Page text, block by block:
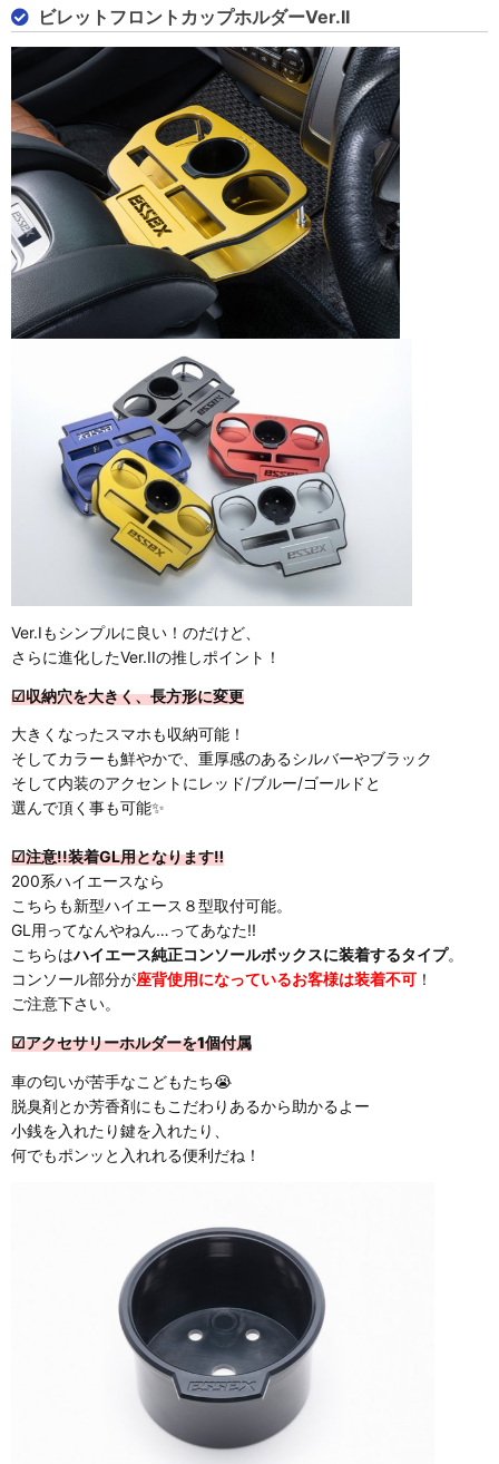
ビレットフロントカップホルダーVer.II
Ver.Iもシンプルに良い！のだけど、
さらに進化したVer.IIの推しポイント！
☑収納穴を大きく、長方形に変更
大きくなったスマホも収納可能！
そしてカラーも鮮やかで、重厚感のあるシルバーやブラック
そして内装のアクセントにレッド/ブルー/ゴールドと
選んで頂く事も可能✨
☑注意!!装着GL用となります‼
200系ハイエースなら
こちらも新型ハイエース８型取付可能。
GL用ってなんやねん…ってあなた!!
こちらはハイエース純正コンソールボックスに装着するタイプ。
コンソール部分が座背使用になっているお客様は装着不可 ！
ご注意下さい。
☑アクセサリーホルダーを1個付属
車の匂いが苦手なこどもたち😭
脱臭剤とか芳香剤にもこだわりあるから助かるよー
小銭を入れたり鍵を入れたり、
何でもポンッと入れれる便利だね！